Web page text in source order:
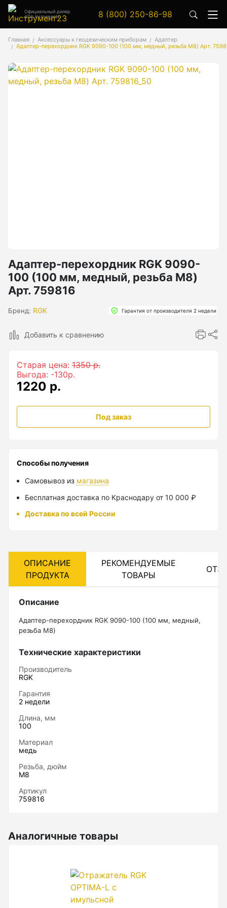
Официальный дилер
ADA Instruments
8 (800) 250-86-98
Главная Аксессуары к геодезическим приборам
Адаптер
Адаптер-перехордник RGK 9090-100 (100 мм, медный, резьба М8) Арт.
Адаптер-перехордник RGK 9090-
100 (100 мм, медный, резьба М8)
Арт. 759816
Бренд: RGK Гарантия от производителя 2 недели
Добавить к сравнению
1220 р.
Старая цена: 1350 р.
Выгода: -130р.
Под заказ
Способы получения
Самовывоз из магазина
Бесплатная доставка по Краснодару от 10 000 ₽
Доставка по всей России
ОПИСАНИЕ
ПРОДУКТА
РЕКОМЕНДУЕМЫЕ
ТОВАРЫ
Описание
Адаптер-перехордник RGK 9090-100 (100 мм, медный,
резьба М8)
Технические характеристики
Производитель
RGK
Гарантия
2 недели
Длина, мм
100
Материал
медь
Резьба, дюйм
М8
Артикул
759816
Аналогичные товары
Аксессуары
Аксессуары к геодезическим приборам
Дальномеры
Дальномеры оптические для охоты
Дорожные колеса (курвиметры)
Аксессуары к дорожным колесам
Лазерные уровни (с зеленым лучом)
Лазерные уровни (с красным лучом)
Аксессуары для мотобуров
Мотобуры
Шнек
Нивелиры
Нивелиры оптические
Показать еще
Палетка для вертикального проектирования
Приборы контроля и диагностики
Анализаторы холодильных систем